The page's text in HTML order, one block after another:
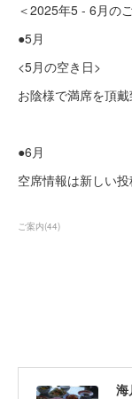
＜2025年5 - 6月の
●5月
<5月の空き日>
お陰様で満席を頂
●6月
空席情報は新しい投
ご案内(44)
海